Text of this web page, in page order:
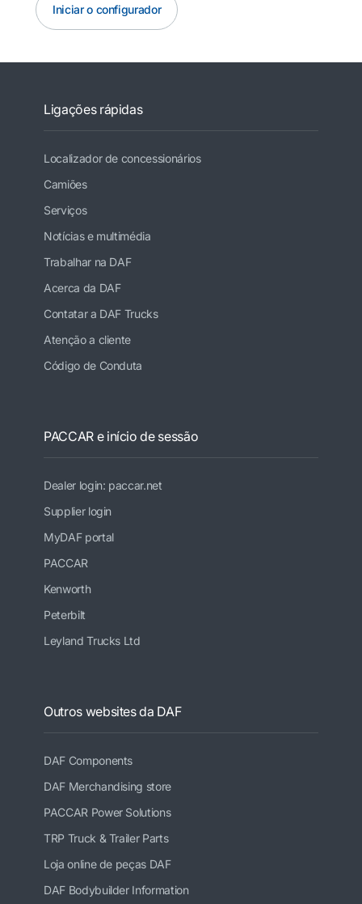
Iniciar o configurador
Ligações rápidas
Localizador de concessionários
Camiões
Serviços
Notícias e multimédia
Trabalhar na DAF
Acerca da DAF
Contatar a DAF Trucks
Atenção a cliente
Código de Conduta
PACCAR e início de sessão
Dealer login: paccar.net
Supplier login
MyDAF portal
PACCAR
Kenworth
Peterbilt
Leyland Trucks Ltd
Outros websites da DAF
DAF Components
DAF Merchandising store
PACCAR Power Solutions
TRP Truck & Trailer Parts
Loja online de peças DAF
DAF Bodybuilder Information